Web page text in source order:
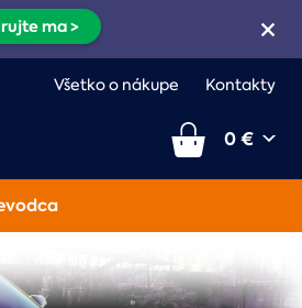
ma >
Všetko o nákupe Kontakty
0 €